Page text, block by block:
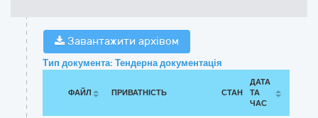
Завантажити архівом
Тип документа: Тендерна документація
ФАЙЛ ПРИВАТНІСТЬ СТАН
ДАТА
ТА
ЧАС